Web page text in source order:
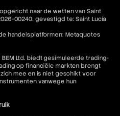
naar de wetten van Saint
00240, gevestigd te: Saint Lucia
handelsplatformen: Metaquotes
Ltd. biedt gesimuleerde trading-
op financiële markten brengt
mee en is niet geschikt voor
vanwege hun